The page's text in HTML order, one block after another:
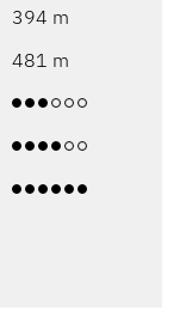
394 m
481 m